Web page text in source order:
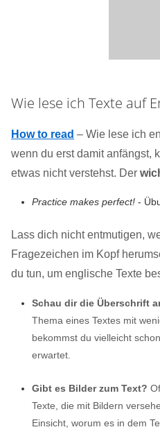
Wie lese ich Texte auf
How to read – Wie lese ich
wenn du erst damit anfängst,
etwas nicht verstehst. Der
Practice makes perfect! -
Lass dich nicht entmutigen,
Fragezeichen im Kopf
du tun, um englische Texte
Schau dir die Überschrift
Thema eines Textes mit
bekommst du vielleicht
erwartet.
Gibt es Bilder zum Text?
Texte, die mit Bildern
Einsicht, worum es in dem